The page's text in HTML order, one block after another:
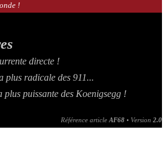
!
directe !
plus radicale des 911...
plus puissante des Koenigsegg !
Référence article AF68 • Version 2.0